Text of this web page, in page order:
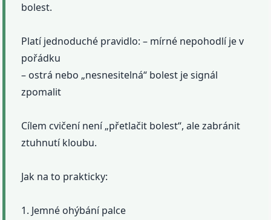
bolest.
Platí jednoduché pravidlo: – mírné nepohodlí je v
pořádku
– ostrá nebo „nesnesitelná“ bolest je signál
zpomalit
Cílem cvičení není „přetlačit bolest“, ale zabránit
ztuhnutí kloubu.
Jak na to prakticky:
1. Jemné ohýbání palce